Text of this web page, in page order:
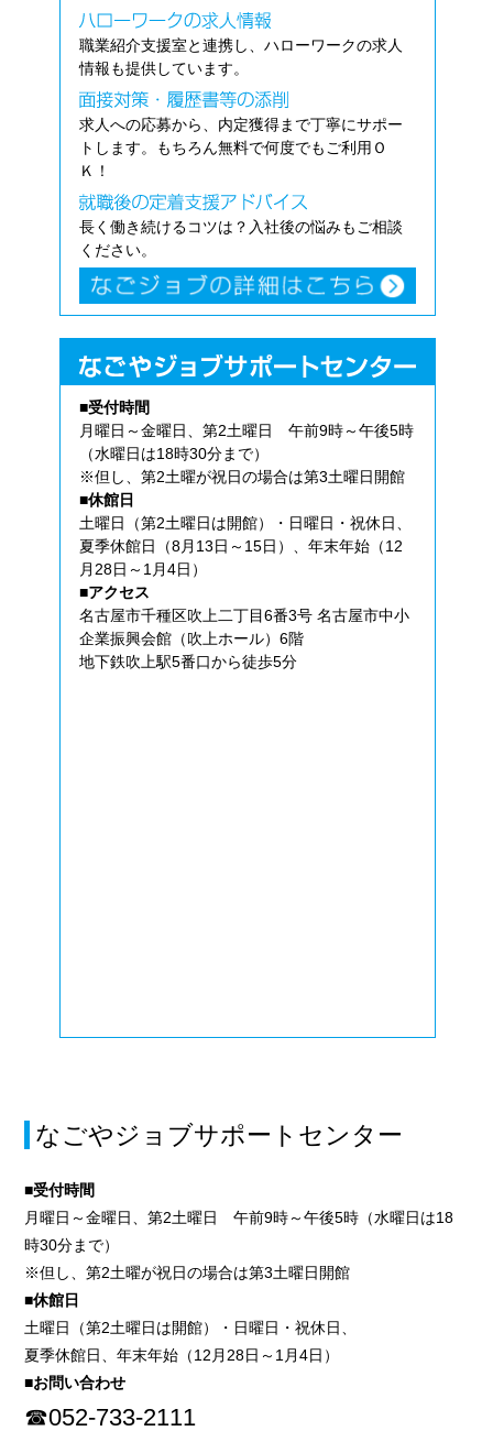
職業紹介支援室と連携し、ハローワークの求人
情報も提供しています。
求人への応募から、内定獲得まで丁寧にサポー
トします。もちろん無料で何度でもご利用Ｏ
Ｋ！
長く働き続けるコツは？入社後の悩みもご相談
ください。
■受付時間
月曜日～金曜日、第2土曜日 午前9時～午後5時
（水曜日は18時30分まで）
※但し、第2土曜が祝日の場合は第3土曜日開館
■休館日
土曜日（第2土曜日は開館）・日曜日・祝休日、
夏季休館日（8月13日～15日）、年末年始（12
月28日～1月4日）
■アクセス
名古屋市千種区吹上二丁目6番3号 名古屋市中小
企業振興会館（吹上ホール）6階
地下鉄吹上駅5番口から徒歩5分
なごやジョブサポートセンター
■受付時間
月曜日～金曜日、第2土曜日 午前9時～午後5時（水曜日は18
時30分まで）
※但し、第2土曜が祝日の場合は第3土曜日開館
■休館日
土曜日（第2土曜日は開館）・日曜日・祝休日、
夏季休館日、年末年始（12月28日～1月4日）
■お問い合わせ
☎052-733-2111